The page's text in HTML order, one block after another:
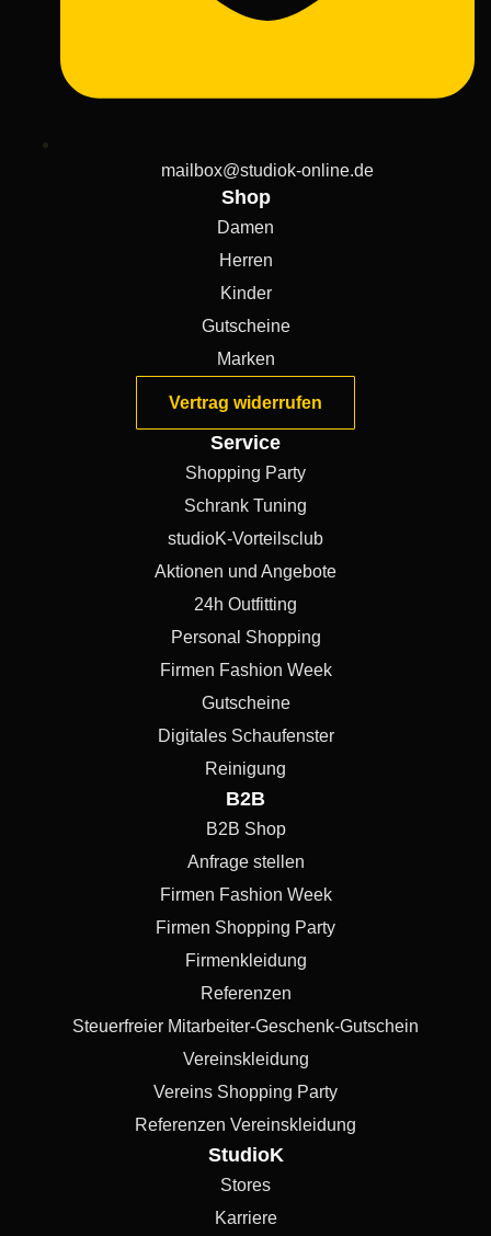
mailbox@studiok-online.de
Shop
Damen
Herren
Kinder
Gutscheine
Marken
Vertrag widerrufen
Service
Shopping Party
Schrank Tuning
studioK-Vorteilsclub
Aktionen und Angebote
24h Outfitting
Personal Shopping
Firmen Fashion Week
Gutscheine
Digitales Schaufenster
Reinigung
B2B
B2B Shop
Anfrage stellen
Firmen Fashion Week
Firmen Shopping Party
Firmenkleidung
Referenzen
Steuerfreier Mitarbeiter-Geschenk-Gutschein
Vereinskleidung
Vereins Shopping Party
Referenzen Vereinskleidung
StudioK
Stores
Karriere